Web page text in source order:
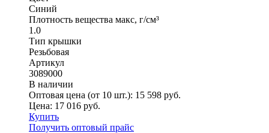
Синий
Плотность вещества макс, г/см³
1.0
Тип крышки
Резьбовая
Артикул
3089000
В наличии
Оптовая цена (от 10 шт.): 15 598 руб.
Цена: 17 016 руб.
Купить
Получить оптовый прайс